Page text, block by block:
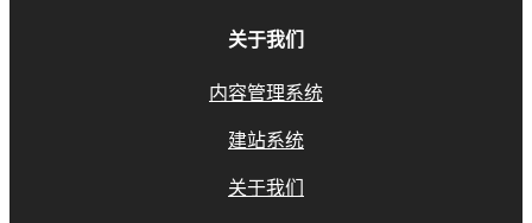
关于我们
内容管理系统
建站系统
关于我们